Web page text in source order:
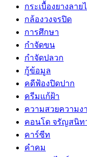
กระเบื้องยางลาย
กล้องวงจรปิด
การศึกษา
กำจัดขน
กำจัดปลวก
กู้ข้อมูล
คดีฟ้องปิดปาก
ครีมแก้ฝ้า
ความสวยความง
คอนโด จรัญสนิท
คาร์ซีท
คำคม